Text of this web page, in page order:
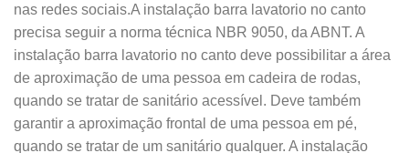
nas redes sociais.A instalação barra lavatorio no canto
precisa seguir a norma técnica NBR 9050, da ABNT. A
instalação barra lavatorio no canto deve possibilitar a área
de aproximação de uma pessoa em cadeira de rodas,
quando se tratar de sanitário acessível. Deve também
garantir a aproximação frontal de uma pessoa em pé,
quando se tratar de um sanitário qualquer. A instalação